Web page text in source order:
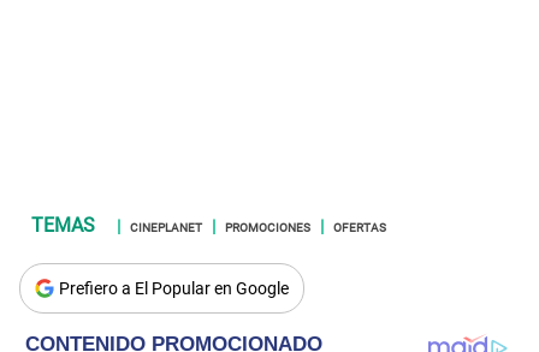
CINEPLANET PROMOCIONES OFERTAS
Prefiero a El Popular en Google